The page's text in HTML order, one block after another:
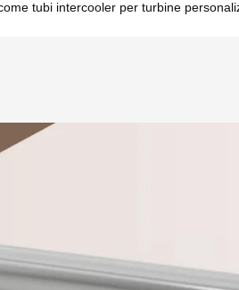
tubi intercooler per turbine